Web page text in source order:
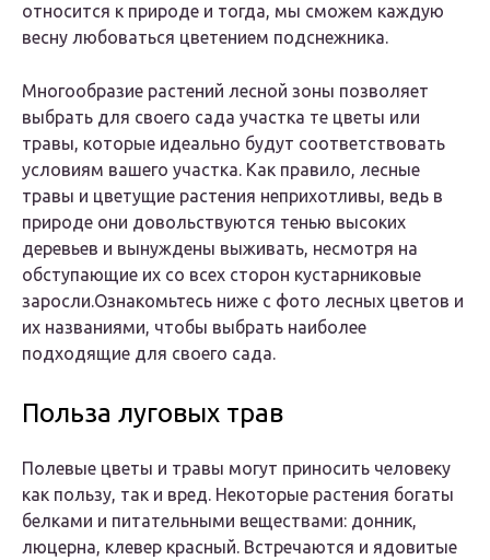
относится к природе и тогда, мы сможем каждую
весну любоваться цветением подснежника.
Многообразие растений лесной зоны позволяет
выбрать для своего сада участка те цветы или
травы, которые идеально будут соответствовать
условиям вашего участка. Как правило, лесные
травы и цветущие растения неприхотливы, ведь в
природе они довольствуются тенью высоких
деревьев и вынуждены выживать, несмотря на
обступающие их со всех сторон кустарниковые
заросли.Ознакомьтесь ниже с фото лесных цветов и
их названиями, чтобы выбрать наиболее
подходящие для своего сада.
Польза луговых трав
Полевые цветы и травы могут приносить человеку
как пользу, так и вред. Некоторые растения богаты
белками и питательными веществами: донник,
люцерна, клевер красный. Встречаются и ядовитые